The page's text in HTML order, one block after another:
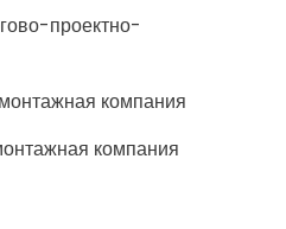
проектно-
компания
компания